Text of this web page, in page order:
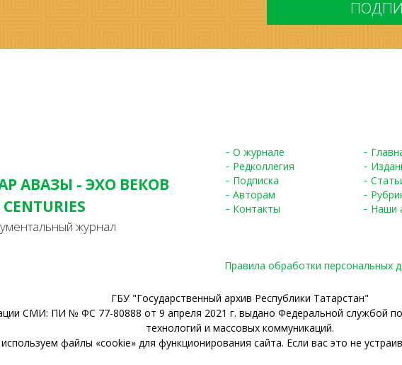
АВАЗЫ - ЭХО ВЕКОВ
журнал
О журнале
Редколлегия
Подписка
Авторам
Контакты
Наши
Правила обработки персональных
ГБУ "Государственный архив Республики Татарстан"
СМИ: ПИ № ФС 77-80888 от 9 апреля 2021 г. выдано Федеральной службой
технологий и массовых коммуникаций.
файлы «cookie» для функционирования сайта. Если вас это не